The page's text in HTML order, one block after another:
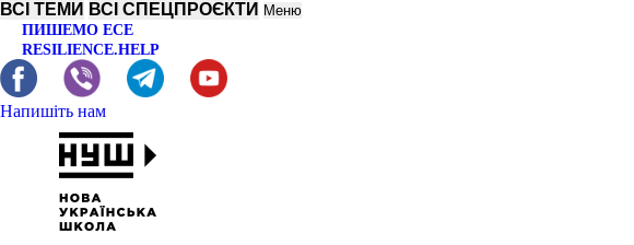
ВСІ ТЕМИ ВСІ СПЕЦПРОЄКТИ Меню
ПИШЕМО ЕСЕ
RESILIENCE.HELP
Напишіть нам